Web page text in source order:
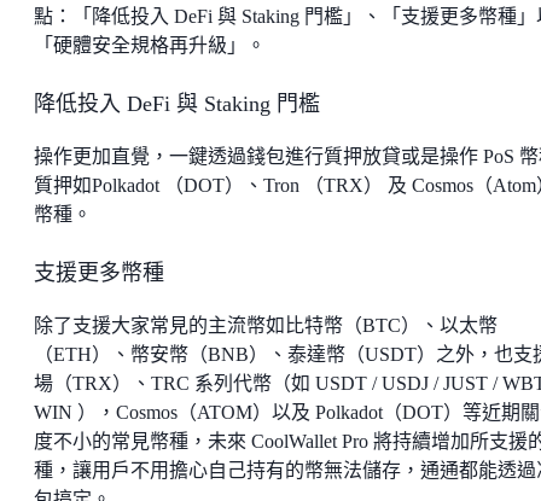
點：「降低投入 DeFi 與 Staking 門檻」、「支援更多幣種」
「硬體安全規格再升級」。
降低投入 DeFi 與 Staking 門檻
操作更加直覺，一鍵透過錢包進行質押放貸或是操作 PoS
質押如Polkadot （DOT）、Tron （TRX） 及 Cosmos（
幣種。
支援更多幣種
除了支援大家常見的主流幣如比特幣（BTC）、以太幣
（ETH）、幣安幣（BNB）、泰達幣（USDT）之外，也支
場（TRX）、TRC 系列代幣（如 USDT / USDJ / JUST /
WIN ），Cosmos（ATOM）以及 Polkadot（DOT）等近期
度不小的常見幣種，未來 CoolWallet Pro 將持續增加所支援
種，讓用戶不用擔心自己持有的幣無法儲存，通通都能透過